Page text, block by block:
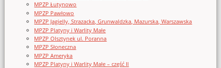
MPZP Łutynowo
MPZP Pawłowo
MPZP Jagielly, Strazacka, Grunwaldzka, Mazurska, Warszawska
MPZP Platyny i Warlity Małe
MPZP Olsztynek ul. Poranna
MPZP Słoneczna
MPZP Ameryka
MPZP Platyny i Warlity Małe – część II